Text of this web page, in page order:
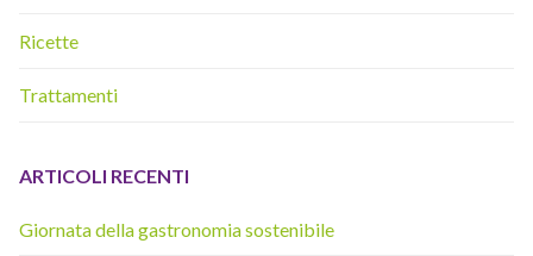
Ricette
Trattamenti
ARTICOLI RECENTI
Giornata della gastronomia sostenibile